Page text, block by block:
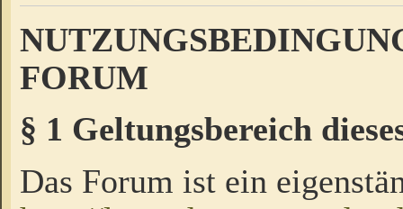
FORUM
§ 1 Geltungsbereich
Das Forum ist ein